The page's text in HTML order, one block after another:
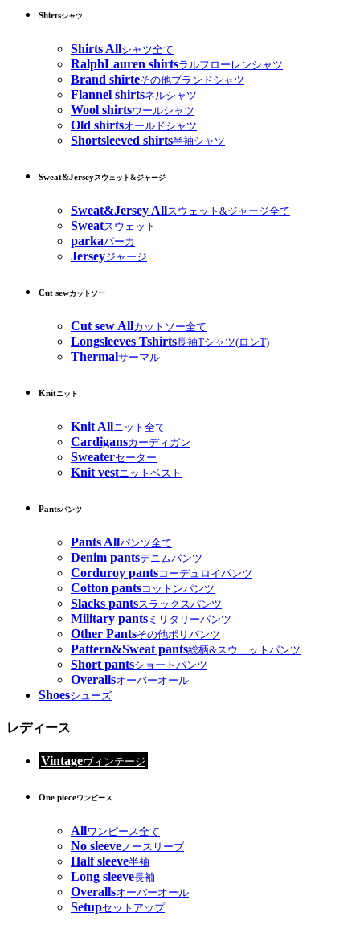
Shirtsシャツ
Shirts Allシャツ全て
RalphLauren shirtsラルフローレンシャツ
Brand shirteその他ブランドシャツ
Flannel shirtsネルシャツ
Wool shirtsウールシャツ
Old shirtsオールドシャツ
Shortsleeved shirts半袖シャツ
Sweat&Jerseyスウェット&ジャージ
Sweat&Jersey Allスウェット&ジャージ全て
Sweatスウェット
parkaパーカ
Jerseyジャージ
Cut sewカットソー
Cut sew Allカットソー全て
Longsleeves Tshirts長袖Tシャツ(ロンT)
Thermalサーマル
Knitニット
Knit Allニット全て
Cardigansカーディガン
Sweaterセーター
Knit vestニットベスト
Pantsパンツ
Pants Allパンツ全て
Denim pantsデニムパンツ
Corduroy pantsコーデュロイパンツ
Cotton pantsコットンパンツ
Slacks pantsスラックスパンツ
Military pants ミリタリーパンツ
Other Pantsその他ポリパンツ
Pattern&Sweat pants総柄&スウェットパンツ
Short pantsショートパンツ
Overallsオーバーオール
Shoesシューズ
レディース
Vintageヴィンテージ
One pieceワンピース
Allワンピース全て
No sleeveノースリーブ
Half sleeve半袖
Long sleeve長袖
Overallsオーバーオール
Setupセットアップ